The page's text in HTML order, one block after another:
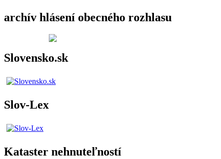
archív hlásení obecného rozhlasu
Slovensko.sk
Slov-Lex
Kataster nehnuteľností